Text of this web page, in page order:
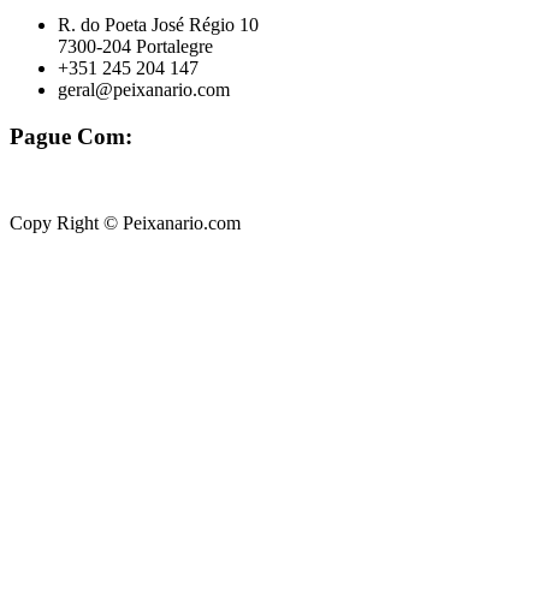
R. do Poeta José Régio 10
7300-204 Portalegre
+351 245 204 147
geral@peixanario.com
Pague Com:
Copy Right © Peixanario.com